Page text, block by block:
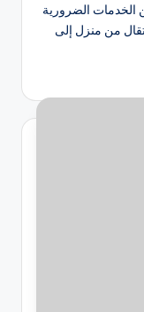
الخدمات الضرورية
من منزل إلى